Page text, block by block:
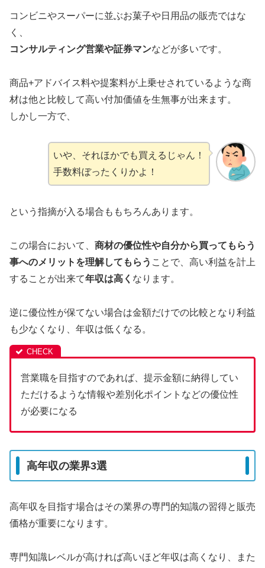
コンビニやスーパーに並ぶお菓子や日用品の販売ではな
く、
コンサルティング営業や証券マンなどが多いです。
商品+アドバイス料や提案料が上乗せされているような商
材は他と比較して高い付加価値を生無事が出来ます。
しかし一方で、
いや、それほかでも買えるじゃん！
手数料ぼったくりかよ！
という指摘が入る場合ももちろんあります。
この場合において、 商材の優位性や自分から買ってもらう
事へのメリットを理解してもらう ことで、高い利益を計上
することが出来て年収は高く なります。
逆に優位性が保てない場合は金額だけでの比較となり利益
も少なくなり、年収は低くなる。
営業職を目指すのであれば、提示金額に納得してい
ただけるような情報や差別化ポイントなどの優位性
が必要になる
高年収の業界3選
高年収を目指す場合はその業界の専門的知識の習得と販売
価格が重要になります。
専門知識レベルが高ければ高いほど年収は高くなり、また